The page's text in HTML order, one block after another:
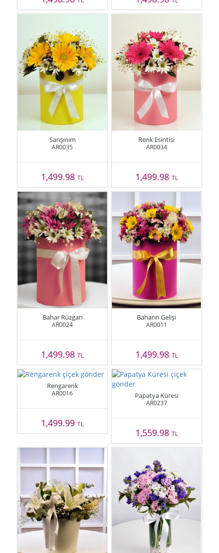
Sarışınım
AR0035
1,499.98TL
Renk Esintisi
AR0034
1,499.98 TL
Bahar Rüzgarı
AR0024
1,499.98TL
Baharın Gelişi
AR0011
1,499.98 TL
Rengarenk
AR0016
1,499.99TL
Papatya Küresi
AR0237
1,559.98 TL